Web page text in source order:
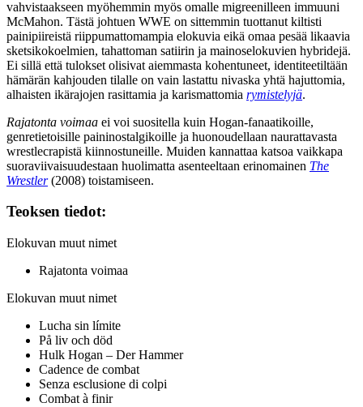
vahvistaakseen myöhemmin myös omalle migreenilleen immuuni
McMahon. Tästä johtuen WWE on sittemmin tuottanut kiltisti
painipiireistä riippumattomampia elokuvia eikä omaa pesää likaavia
sketsikokoelmien, tahattoman satiirin ja mainoselokuvien hybridejä.
Ei sillä että tulokset olisivat aiemmasta kohentuneet, identiteetiltään
hämärän kahjouden tilalle on vain lastattu nivaska yhtä hajuttomia,
alhaisten ikärajojen rasittamia ja karismattomia rymistelyjä.
Rajatonta voimaa ei voi suositella kuin Hogan-fanaatikoille,
genretietoisille paininostalgikoille ja huonoudellaan naurattavasta
wrestlecrapistä kiinnostuneille. Muiden kannattaa katsoa vaikkapa
suoraviivaisuudestaan huolimatta asenteeltaan erinomainen The
Wrestler(2008) toistamiseen.
Teoksen tiedot:
Elokuvan muut nimet
Rajatonta voimaa
Elokuvan muut nimet
Lucha sin límite
På liv och död
Hulk Hogan – Der Hammer
Cadence de combat
Senza esclusione di colpi
Combat à finir